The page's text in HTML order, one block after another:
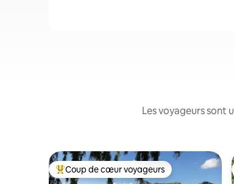
Les voyageurs sont
Coups de cœur voyageurs les plus appréciés
Coup de cœur voyageurs